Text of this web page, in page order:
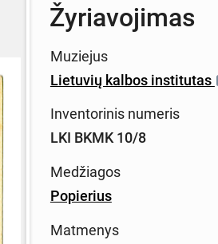
Žyriavojimas
Muziejus
Lietuvių kalbos institutas
Inventorinis numeris
LKI BKMK 10/8
Medžiagos
Popierius
Matmenys